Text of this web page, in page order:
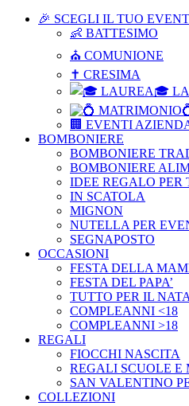
🎉 SCEGLI IL TUO
👶 BATTESIMO
⛪ COMUNIONE
✝ CRESIMA
🎓
🏢 EVENTI
BOMBONIERE
BOMBONIERE
BOMBONIERE
IDEE REGALO PER
IN SCATOLA
MIGNON
NUTELLA PER
SEGNAPOSTO
OCCASIONI
FESTA DELLA
FESTA DEL PAPA’
TUTTO PER IL
COMPLEANNI <18
COMPLEANNI >18
REGALI
FIOCCHI NASCITA
REGALI SCUOLE E
SAN VALENTINO
COLLEZIONI